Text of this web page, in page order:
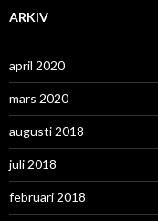
ARKIV
april 2020
mars 2020
augusti 2018
juli 2018
februari 2018